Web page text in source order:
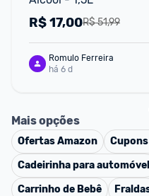
R$ 51,99
R$17,00
Romulo Ferreira
há 6 d
Mais opções
OfertasAmazon Cupons
Cadeirinha para automóvel
Carrinho de Bebê